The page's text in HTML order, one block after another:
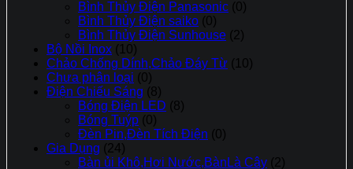
Bình Thủy Điện Panasonic (0)
Bình Thủy Điện saiko (0)
Bình Thủy Điện Sunhouse (2)
Bộ Nồi Inox (10)
Chảo Chống Dính,Chảo Đáy Từ (10)
Chưa phân loại (0)
Điện Chiếu Sáng (8)
Bóng Điện LED (8)
Bóng Tuýp (0)
Đèn Pin,Đèn Tích Điện (0)
Gia Dụng (24)
Bàn ủi Khô,Hơi Nước,BànLà Cây (2)